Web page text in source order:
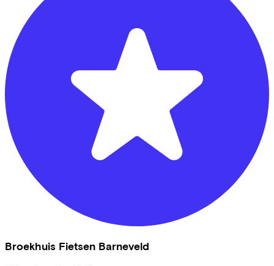
Broekhuis Fietsen Barneveld